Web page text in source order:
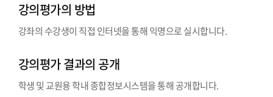
강의평가의 방법
강좌의 수강생이 직접 인터넷을 통해 익명으로 실시합니다.
강의평가 결과의 공개
학생 및 교원용 학내 종합정보시스템을 통해 공개합니다.